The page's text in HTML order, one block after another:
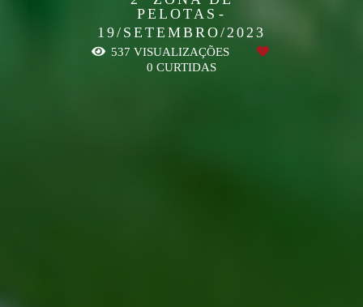
PELOTAS
19/SETEMBRO/2023
537 VISUALIZAÇÕES
0 CURTIDAS